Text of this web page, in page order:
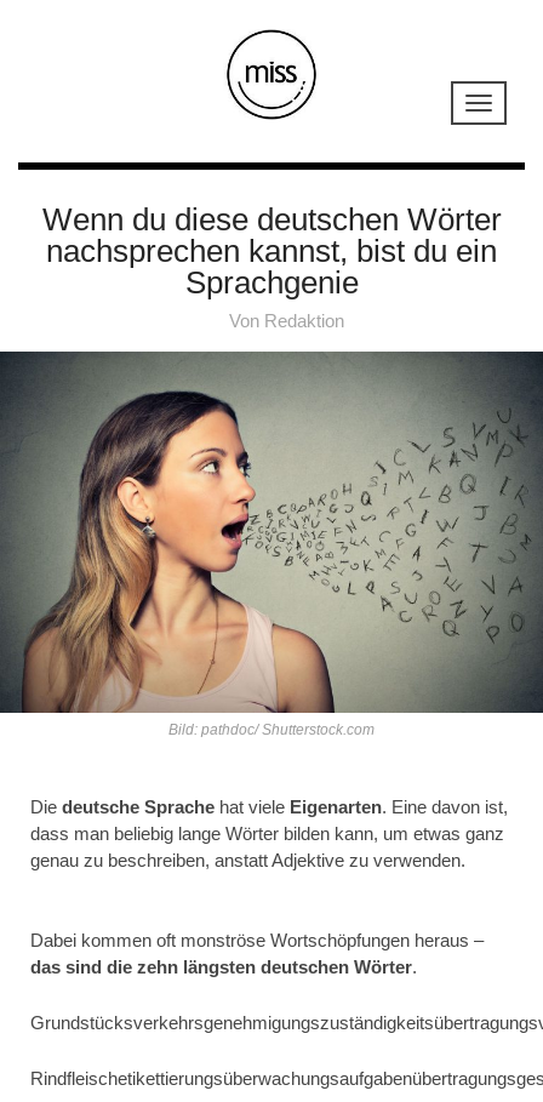
Wenn du diese deutschen Wörter
nachsprechen kannst, bist du ein
Sprachgenie
Von Redaktion
Bild: pathdoc/ Shutterstock.com
Die deutsche Sprache hat viele Eigenarten. Eine davon ist,
dass man beliebig lange Wörter bilden kann, um etwas ganz
genau zu beschreiben, anstatt Adjektive zu verwenden.
Dabei kommen oft monströse Wortschöpfungen heraus –
das sind die zehn längsten deutschen Wörter.